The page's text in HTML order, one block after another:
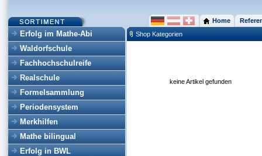
Erfolg im Mathe-Abi
Waldorfschule
Fachhochschulreife
Realschule
Formelsammlung
Periodensystem
Merkhilfen
Mathe bilingual
Erfolg in BWL
Home
Shop Kategorien
keine Artikel gefunden